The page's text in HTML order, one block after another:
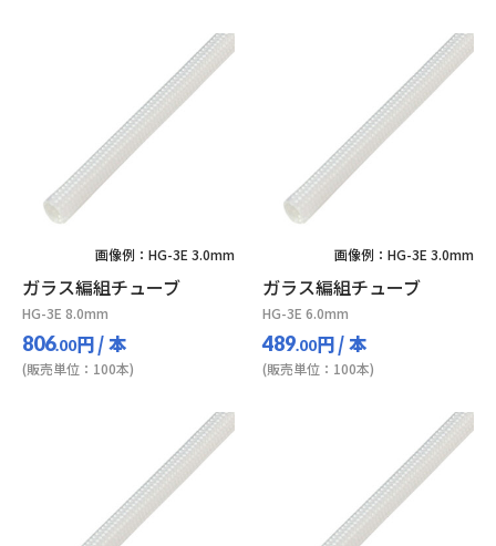
画像例：HG-3E 3.0mm
ガラス編組チューブ
HG-3E 8.0mm
806.00円/ 本
(販売単位：100本)
画像例：HG-3E 3.0mm
ガラス編組チューブ
HG-3E 6.0mm
489.00円/ 本
(販売単位：100本)